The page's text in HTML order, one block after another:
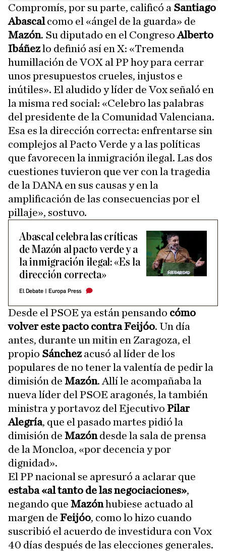
Compromís, por su parte, calificó a Santiago
Abascalcomo el «ángel de la guarda» de
Mazón. Su diputado en el CongresoAlberto
Ibáñezlo definió así en X: «Tremenda
humillación de VOX al PP hoy para cerrar
unos presupuestos crueles, injustos e
inútiles». El aludido y líder de Vox señaló en
la misma red social: «Celebro las palabras
del presidente de la Comunidad Valenciana.
Esa es la dirección correcta: enfrentarse sin
complejos al Pacto Verde y a las políticas
que favorecen la inmigración ilegal. Las dos
cuestiones tuvieron que ver con la tragedia
de la DANA en sus causas y en la
amplificación de las consecuencias por el
pillaje», sostuvo.
Abascal celebra las críticas
de Mazón al pacto verde y a
la inmigración ilegal: «Es la
dirección correcta»
El Debate Europa Press
Desde el PSOE ya están pensando cómo
volver este pacto contra Feijóo. Un día
antes, durante un mitin en Zaragoza, el
propio Sánchezacusó al líder de los
populares de no tener la valentía de pedir la
dimisión de Mazón. Allí le acompañaba la
nueva líder del PSOE aragonés, la también
ministra y portavoz del Ejecutivo Pilar
Alegría, que el pasado martes pidió la
dimisión de Mazóndesde la sala de prensa
de la Moncloa, «por decencia y por
dignidad».
El PP nacional se apresuró a aclarar que
estaba «al tanto de las negociaciones»,
negando que Mazónhubiese actuado al
margen de Feijóo, como lo hizo cuando
suscribió el acuerdo de investidura con Vox
40 días después de las elecciones generales.